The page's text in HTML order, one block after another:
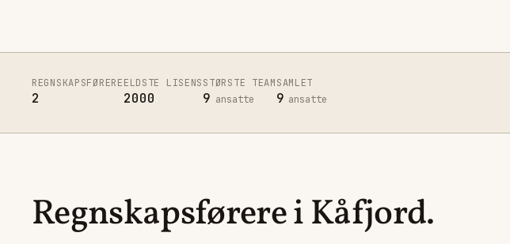
REGNSKAPSFØRERE
2
ELDSTE LISENS
2000
STØRSTE TEAM
9 ansatte
SAMLET
9 ansatte
Regnskapsførere i Kåfjord.